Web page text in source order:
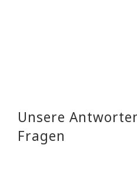
Unsere
Fragen